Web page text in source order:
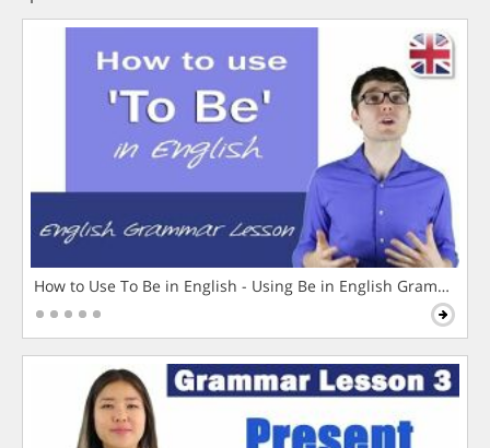
How to Use To Be in English - Using Be in English Grammar